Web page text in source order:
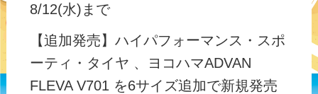
8/12(水)まで
【追加発売】ハイパフォーマンス・スポ
ーティ・タイヤ 、ヨコハマADVAN
FLEVA V701 を6サイズ追加で新規発売